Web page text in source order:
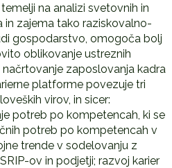
na analizi svetovnih in
in zajema tako raziskovalno-
gospodarstvo, omogoča bolj
oblikovanje ustreznih
zaposlovanja kadra
platforme povezuje tri
virov, in sicer:
potreb po kompetencah, ki se
potreb po kompetencah v
trende v sodelovanju z
ov in podjetji; razvoj karier